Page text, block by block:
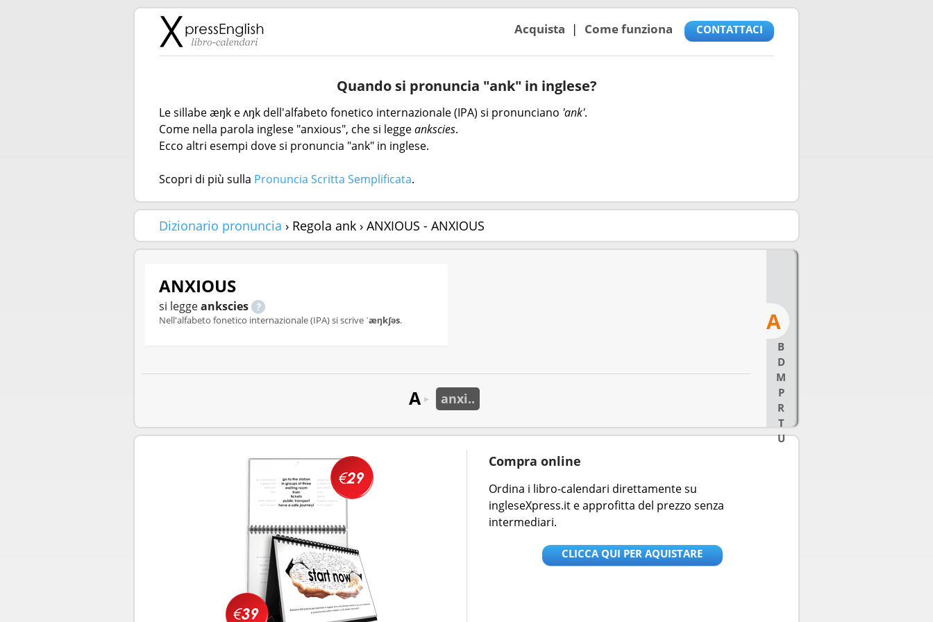
Acquista Come funziona CONTATTACI
Quando si pronuncia "ank" in inglese?
Le sillabe æŋk e ʌŋk dell'alfabeto fonetico internazionale (IPA) si pronunciano 'ank'.
Come nella parola inglese "anxious", che si leggeankscies.
Ecco altri esempi dove si pronuncia "ank" in inglese.
Scopri di più sulla Pronuncia Scritta Semplificata.
Dizionario pronuncia › Regola ank › ANXIOUS - ANXIOUS
A
B
D
M
P
R
T
U
ANXIOUS
si leggeankscies
Nell'alfabeto fonetico internazionale (IPA) si scrive ˈæŋkʃəs.
A ► anxi..
Compra online
Ordina i libro-calendari direttamente su
ingleseXpress.it e approfitta del prezzo senza
intermediari.
CLICCA QUI PER AQUISTARE